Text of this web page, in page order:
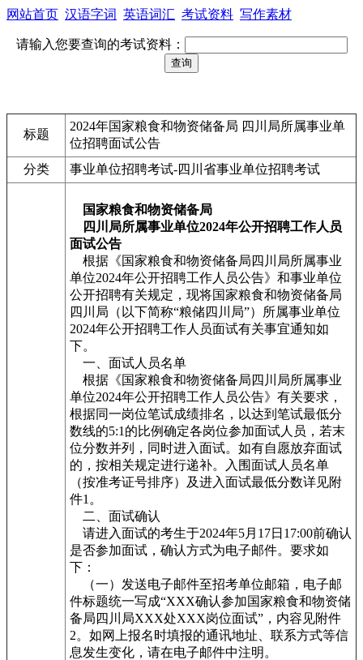
网站首页 汉语字词 英语词汇 考试资料 写作素材
请输入您要查询的考试资料：
标题
2024年国家粮食和物资储备局 四川局所属事业单
位招聘面试公告
分类
事业单位招聘考试-四川省事业单位招聘考试
国家粮食和物资储备局
四川局所属事业单位2024年公开招聘工作人员
面试公告
根据《国家粮食和物资储备局四川局所属事业
单位2024年公开招聘工作人员公告》和事业单位
公开招聘有关规定，现将国家粮食和物资储备局
四川局（以下简称“粮储四川局”）所属事业单位
2024年公开招聘工作人员面试有关事宜通知如
下。
一、面试人员名单
根据《国家粮食和物资储备局四川局所属事业
单位2024年公开招聘工作人员公告》有关要求，
根据同一岗位笔试成绩排名，以达到笔试最低分
数线的5:1的比例确定各岗位参加面试人员，若末
位分数并列，同时进入面试。如有自愿放弃面试
的，按相关规定进行递补。入围面试人员名单
（按准考证号排序）及进入面试最低分数详见附
件1。
二、面试确认
请进入面试的考生于2024年5月17日17:00前确认
是否参加面试，确认方式为电子邮件。要求如
下：
（一）发送电子邮件至招考单位邮箱，电子邮
件标题统一写成“XXX确认参加国家粮食和物资储
备局四川局XXX处XXX岗位面试”，内容见附件
2。如网上报名时填报的通讯地址、联系方式等信
息发生变化，请在电子邮件中注明。